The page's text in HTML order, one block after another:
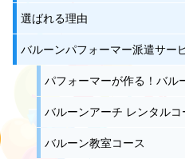
選ばれる理由
バルーンパフォーマー派遣サー
パフォーマーが作る！バル
バルーンアーチ レンタルコ
バルーン教室コース